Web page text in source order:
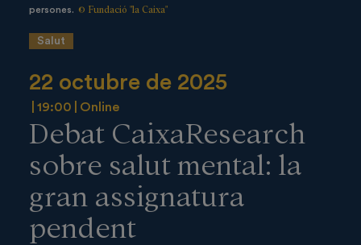
persones. © Fundació "la Caixa"
Salut
22 octubre de 2025
19:00 Online
Debat CaixaResearch
sobre salut mental: la
gran assignatura
pendent